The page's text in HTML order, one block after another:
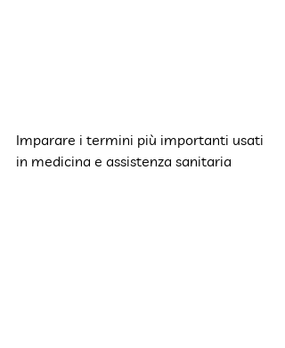
Imparare i termini più importanti usati
in medicina e assistenza sanitaria